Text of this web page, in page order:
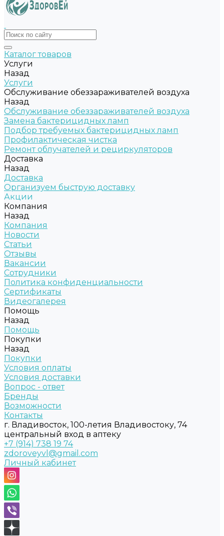
Каталог товаров
Услуги
Назад
Услуги
Обслуживание обеззараживателей воздуха
Назад
Обслуживание обеззараживателей воздуха
Замена бактерицидных ламп
Подбор требуемых бактерицидных ламп
Профилактическая чистка
Ремонт облучателей и рециркуляторов
Доставка
Назад
Доставка
Организуем быструю доставку
Акции
Компания
Назад
Компания
Новости
Статьи
Отзывы
Вакансии
Сотрудники
Политика конфиденциальности
Сертификаты
Видеогалерея
Помощь
Назад
Помощь
Покупки
Назад
Покупки
Условия оплаты
Условия доставки
Вопрос - ответ
Бренды
Возможности
Контакты
г. Владивосток, 100-летия Владивостоку, 74
центральный вход в аптеку
+7 (914) 738 19 74
zdoroveyvl@gmail.com
Личный кабинет